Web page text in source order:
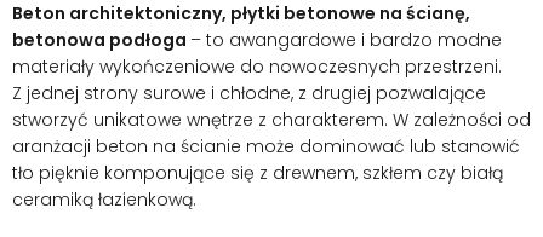
Beton architektoniczny, płytki betonowe na ścianę,
betonowa podłoga – to awangardowe i bardzo modne
materiały wykończeniowe do nowoczesnych przestrzeni.
Z jednej strony surowe i chłodne, z drugiej pozwalające
stworzyć unikatowe wnętrze z charakterem. W zależności od
aranżacji beton na ścianie może dominować lub stanowić
tło pięknie komponujące się z drewnem, szkłem czy białą
ceramiką łazienkową.